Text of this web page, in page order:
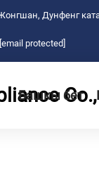
Дунфенг
[email protected]
Башкы бет